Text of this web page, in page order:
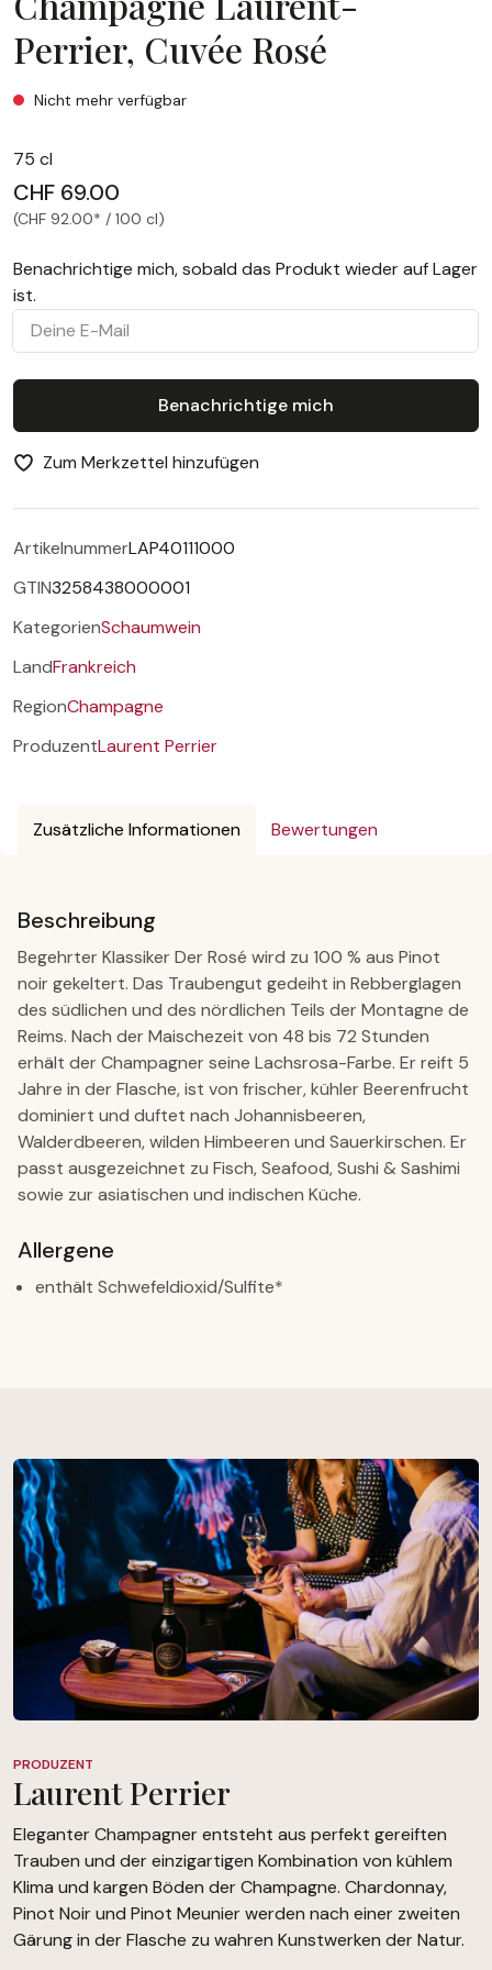
Perrier, Cuvée Rosé
Champagne Laurent-Perrier, Cuvée Rosé
Nicht mehr verfügbar
75 cl
CHF 69.00
(CHF 92.00* / 100 cl)
Benachrichtige mich, sobald das Produkt wieder auf Lager
ist.
Deine E-Mail
Benachrichtige mich
Zum Merkzettel hinzufügen
ArtikelnummerLAP40111000
GTIN3258438000001
KategorienSchaumwein
LandFrankreich
RegionChampagne
ProduzentLaurent Perrier
Zusätzliche Informationen Bewertungen
Beschreibung
Begehrter Klassiker Der Rosé wird zu 100 % aus Pinot
noir gekeltert. Das Traubengut gedeiht in Rebberglagen
des südlichen und des nördlichen Teils der Montagne de
Reims. Nach der Maischezeit von 48 bis 72 Stunden
erhält der Champagner seine Lachsrosa-Farbe. Er reift 5
Jahre in der Flasche, ist von frischer, kühler Beerenfrucht
dominiert und duftet nach Johannisbeeren,
Walderdbeeren, wilden Himbeeren und Sauerkirschen. Er
passt ausgezeichnet zu Fisch, Seafood, Sushi & Sashimi
sowie zur asiatischen und indischen Küche.
Allergene
enthält Schwefeldioxid/Sulfite*
PRODUZENT
Laurent Perrier
Eleganter Champagner entsteht aus perfekt gereiften
Trauben und der einzigartigen Kombination von kühlem
Klima und kargen Böden der Champagne. Chardonnay,
Pinot Noir und Pinot Meunier werden nach einer zweiten
Gärung in der Flasche zu wahren Kunstwerken der Natur.